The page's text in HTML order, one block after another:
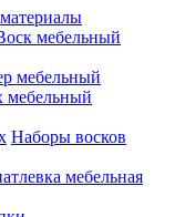
мебельный
мебельный
Наборы восков
мебельная